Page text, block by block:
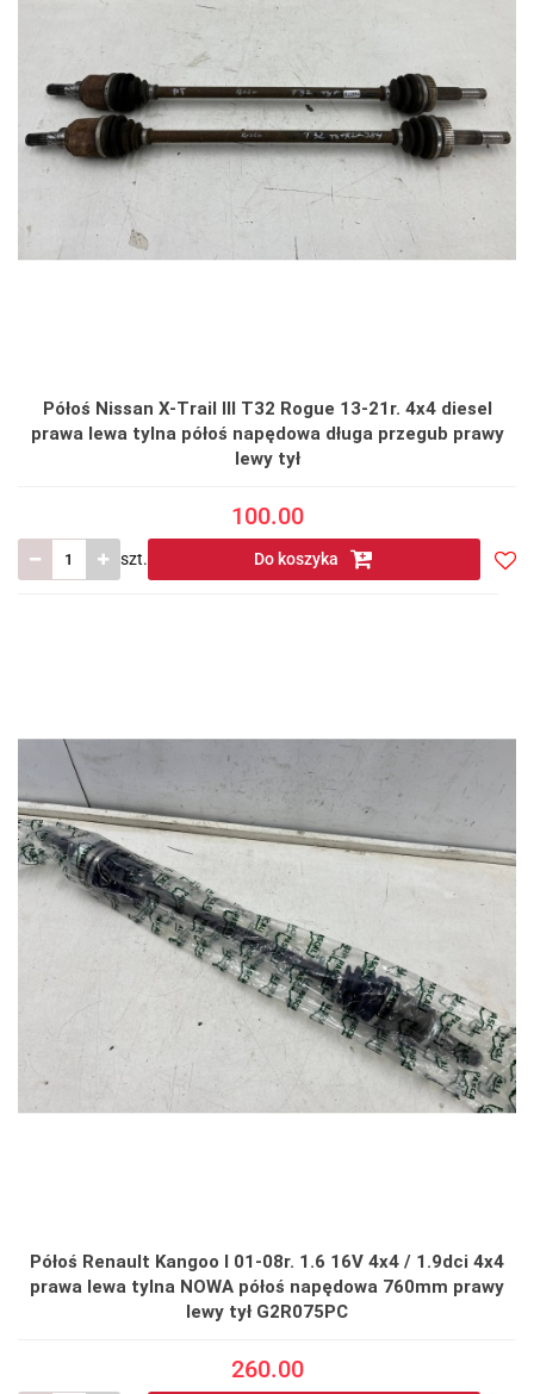
Półoś Nissan X-Trail III T32 Rogue 13-21r. 4x4 diesel
prawa lewa tylna półoś napędowa długa przegub prawy
lewy tył
100.00
szt. Do koszyka
Półoś Renault Kangoo I 01-08r. 1.6 16V 4x4 / 1.9dci 4x4
prawa lewa tylna NOWA półoś napędowa 760mm prawy
lewy tył G2R075PC
260.00